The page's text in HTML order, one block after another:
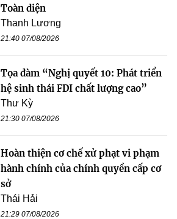
Toàn diện
Thanh Lương
21:40 07/08/2026
Tọa đàm “Nghị quyết 10: Phát triển
hệ sinh thái FDI chất lượng cao”
Thư Kỳ
21:30 07/08/2026
Hoàn thiện cơ chế xử phạt vi phạm
hành chính của chính quyền cấp cơ
sở
Thái Hải
21:29 07/08/2026